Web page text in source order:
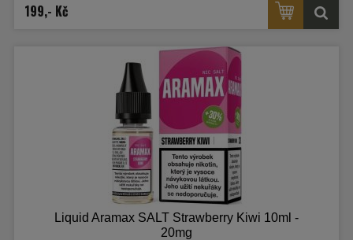
199,- Kč
Liquid Aramax SALT Strawberry Kiwi 10ml -
20mg